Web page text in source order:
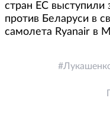
стран ЕС выступили
против Беларуси в
самолета Ryanair в